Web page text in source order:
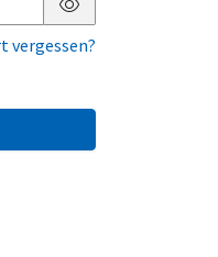
Passwort anzeigen
vergessen?